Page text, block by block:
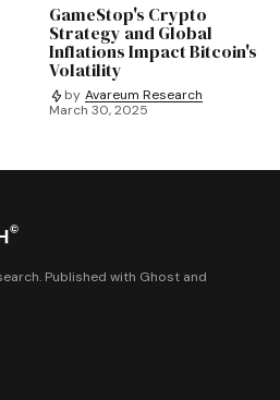
GameStop's Crypto
Strategy and Global
Inflations Impact Bitcoin's
Volatility
by Avareum Research
March 30, 2025
Published with Ghost and